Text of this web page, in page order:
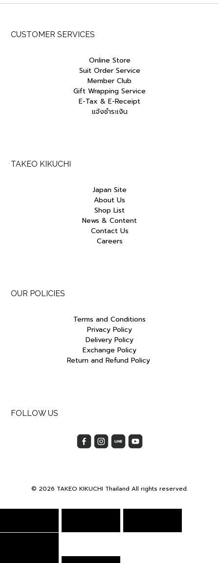
CUSTOMER SERVICES
Online Store
Suit Order Service
Member Club
Gift Wrapping Service
E-Tax & E-Receipt
แจ้งชำระเงิน
TAKEO KIKUCHI
Japan Site
About Us
Shop List
News & Content
Contact Us
Careers
OUR POLICIES
Terms and Conditions
Privacy Policy
Delivery Policy
Exchange Policy
Return and Refund Policy
FOLLOW US
© 2026 TAKEO KIKUCHI Thailand All rights reserved.